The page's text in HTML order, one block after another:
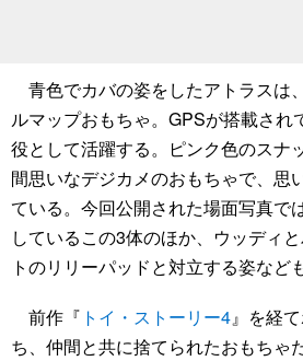
青色でカバの姿をしたアトラスは
ルマップおもちゃ。GPSが搭載され
役として活躍する。ピンク色のスナ
間思いなデジカメのおもちゃで、思
ている。今回公開された場面写真で
しているこの3体のほか、ウッディ
トのリリーパッドと対立する姿など
前作『 トイ・ストーリー4』を経
ち、仲間と共に捨てられたおもちゃ